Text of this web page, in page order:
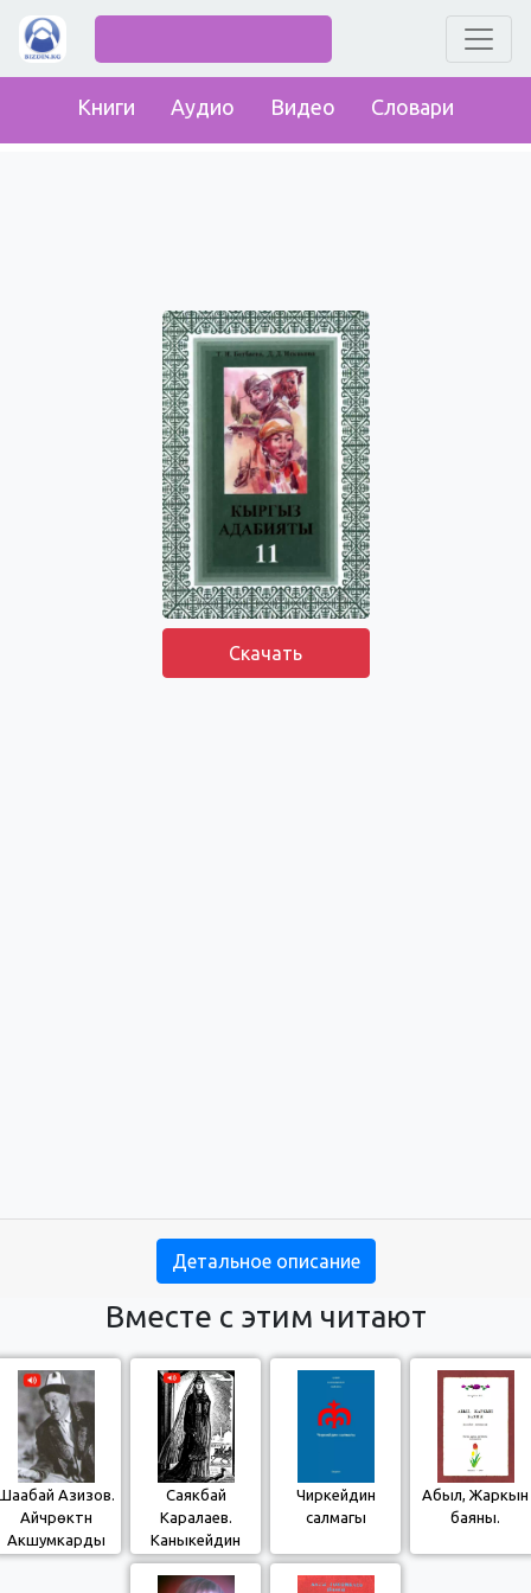
Книги Аудио Видео Словари
Скачать
Детальное описание
Вместе с этим читают
Азизов.
Айчүрөктүн
Акшумкарды
ала качышы
Саякбай
Каралаев.
Каныкейдин
жомогу
Чиркейдин
салмагы
Абыл, Жаркын
баяны.